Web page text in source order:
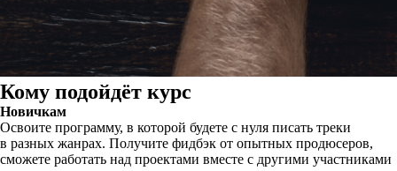
Кому подойдёт курс
Новичкам
Освоите программу, в которой будете с нуля писать треки
в разных жанрах. Получите фидбэк от опытных продюсеров,
сможете работать над проектами вместе с другими участниками